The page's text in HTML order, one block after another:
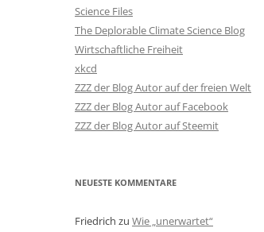
Science Files
The Deplorable Climate Science Blog
Wirtschaftliche Freiheit
xkcd
ZZZ der Blog Autor auf der freien Welt
ZZZ der Blog Autor auf Facebook
ZZZ der Blog Autor auf Steemit
NEUESTE KOMMENTARE
Friedrich zu Wie „unerwartet“